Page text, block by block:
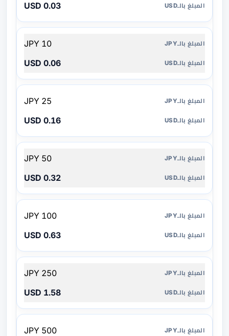
0.03 USD
10 JPY
0.06 USD
25 JPY
0.16 USD
50 JPY
0.32 USD
100 JPY
0.63 USD
250 JPY
1.58 USD
500 JPY